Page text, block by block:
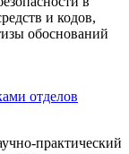
и кодов,
обоснований
отделов
практический